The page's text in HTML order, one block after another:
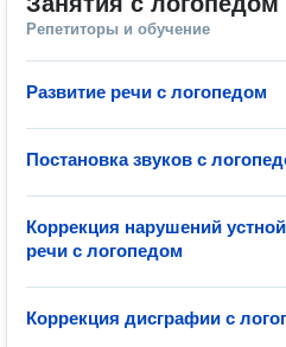
Репетиторы и обучение
Развитие речи с логопедом
Постановка звуков с
Коррекция нарушений
речи с логопедом
Коррекция дисграфии с